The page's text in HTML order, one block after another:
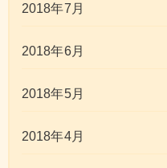
2018年7月
2018年6月
2018年5月
2018年4月